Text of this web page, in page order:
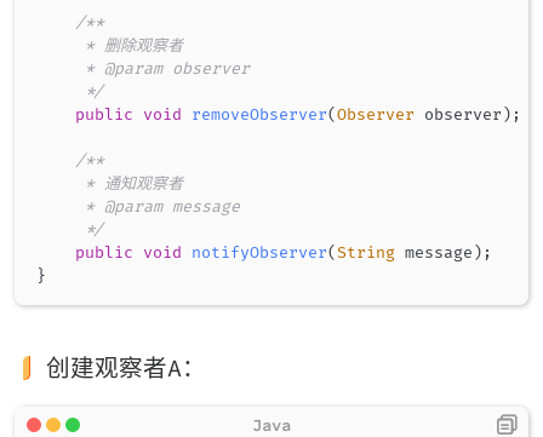
/**
     * 删除观察者
     * @param observer
     */
public
void removeObserver(Observer observer ) ;
/**
     * 通知观察者
     * @param message
     */
public
void notifyObserver(String message ) ;
}
创建观察者A：